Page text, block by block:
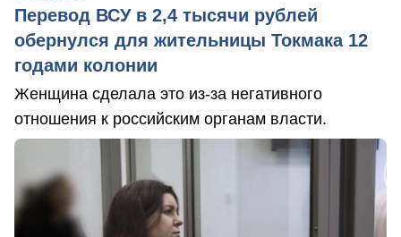
Перевод ВСУ в 2,4 тысячи рублей
обернулся для жительницы Токмака 12
годами колонии
Женщина сделала это из-за негативного
отношения к российским органам власти.